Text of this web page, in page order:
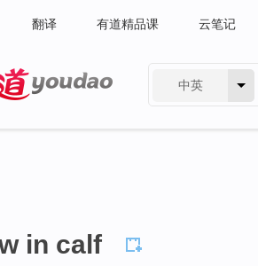
翻译 有道精品课 云笔记
中英
in calf